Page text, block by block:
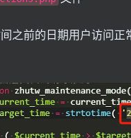
之前的日期用户访问